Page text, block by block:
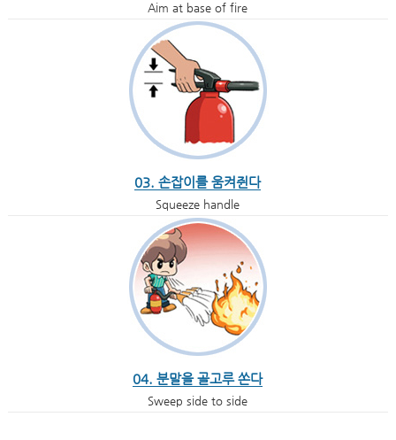
Aim at base of fire
03. 손잡이를 움켜쥔다
Squeeze handle
04. 분말을 골고루 쏜다
Sweep side to side